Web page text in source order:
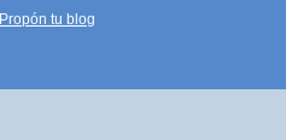
Propón tu blog